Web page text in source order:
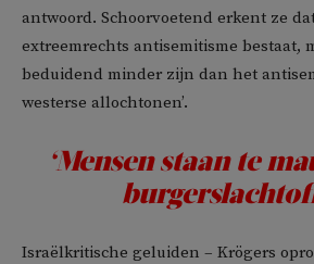
antwoord. Schoorvoetend erkent ze
extreemrechts antisemitisme bestaat,
beduidend minder zijn dan het
westerse allochtonen’.
‘Mensen staan te
Israëlkritische geluiden – Krögers